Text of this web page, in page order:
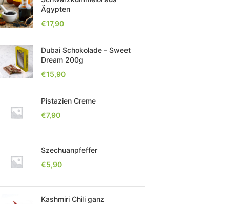
Ägypten
€17,90
Dubai Schokolade - Sweet
Dream 200g
€15,90
Pistazien Creme
€7,90
Szechuanpfeffer
€5,90
Kashmiri Chili ganz